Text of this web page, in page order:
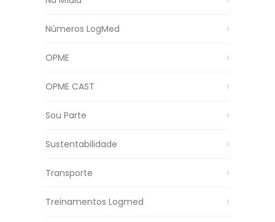
Números LogMed
OPME
OPME CAST
Sou Parte
Sustentabilidade
Transporte
Treinamentos Logmed